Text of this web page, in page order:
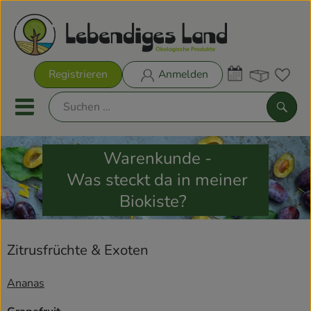
Registrieren Anmelden
Mobiles Menu öffnen oder
Biokisten
Rezeptkisten
Obst & Gemüse
Warenkunde -
Was steckt da in meiner
Biokiste?
Zitrusfrüchte & Exoten
Ananas